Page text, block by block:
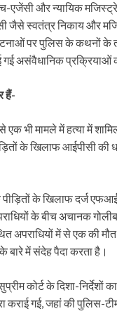
एजेंसी और न्यायिक
जैसे स्वतंत्र निकाय और
पर पुलिस के कथनों के
गई असंवैधानिक
हैं-
एक भी मामले में हत्या में
के खिलाफ आईपीसी की
के खिलाफ दर्ज
के बीच अचानक
अपराधियों में से एक की
बारे में संदेह पैदा करता है।
कोर्ट के दिशा-निर्देशों
कराई गई, जहां की पुलिस-